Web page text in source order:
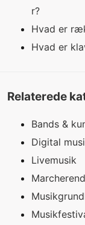
r?
Hvad er
Hvad er
Relaterede
Bands &
Digital
Livemusik